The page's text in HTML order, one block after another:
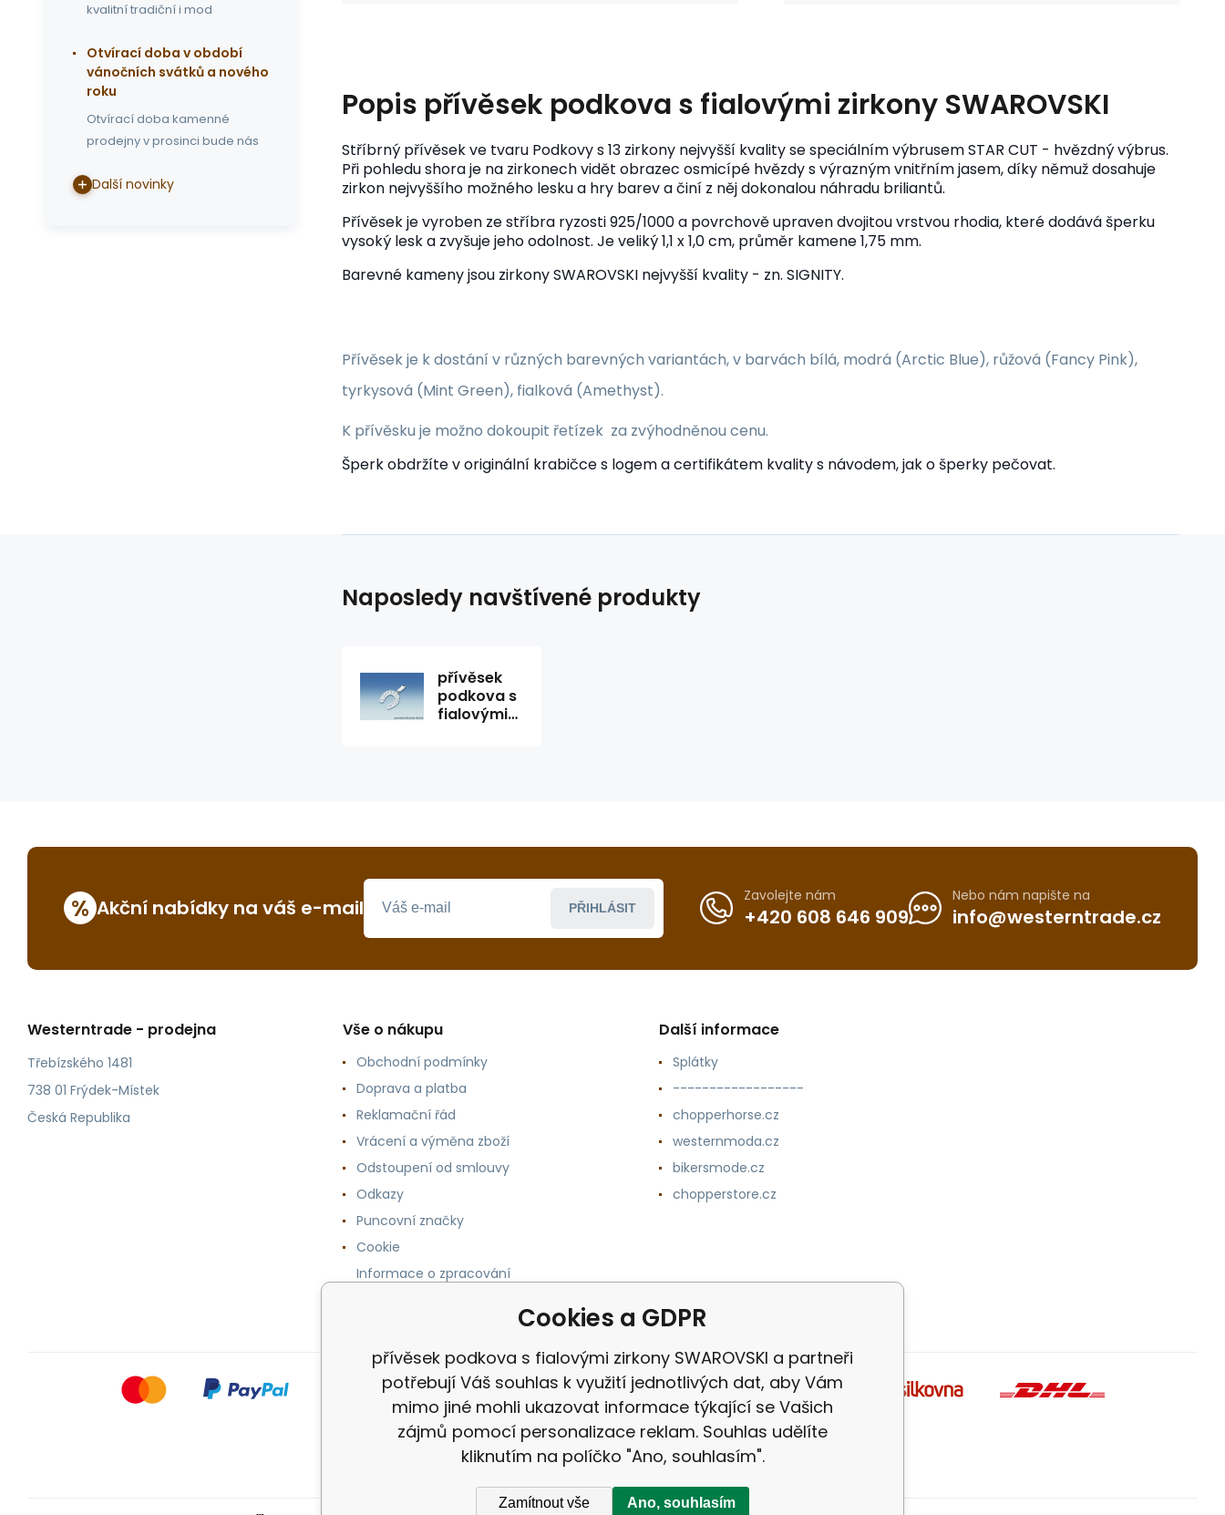
Popis přívěsek podkova s fialovými zirkony SWAROVSKI
Stříbrný přívěsek ve tvaru Podkovy s 13 zirkony nejvyšší kvality se speciálním výbrusem STAR CUT - hvězdný výbrus.
Při pohledu shora je na zirkonech vidět obrazec osmicípé hvězdy s výrazným vnitřním jasem, díky němuž dosahuje
zirkon nejvyššího možného lesku a hry barev a činí z něj dokonalou náhradu briliantů.
Přívěsek je vyroben ze stříbra ryzosti 925/1000 a povrchově upraven dvojitou vrstvou rhodia, které dodává šperku
vysoký lesk a zvyšuje jeho odolnost. Je veliký 1,1 x 1,0 cm, průměr kamene 1,75 mm.
Barevné kameny jsou zirkony SWAROVSKI nejvyšší kvality - zn. SIGNITY.
Přívěsek je k dostání v různých barevných variantách, v barvách bílá, modrá (Arctic Blue), růžová (Fancy Pink),
tyrkysová (Mint Green), fialková (Amethyst).
K přívěsku je možno dokoupit řetízek za zvýhodněnou cenu.
Šperk obdržíte v originální krabičce s logem a certifikátem kvality s návodem, jak o šperky pečovat.
kvalitní tradiční i mod
Otvírací doba v období
vánočních svátků a nového
roku
Otvírací doba kamenné
prodejny v prosinci bude nás
Další novinky
Naposledy navštívené produkty
přívěsek
podkova s
fialovými
% Akční nabídky na váš e-mail PŘIHLÁSIT
Zavolejte nám
+420 608 646 909
Nebo nám napište na
info@westerntrade.cz
Westerntrade - prodejna
Třebízského 1481
738 01 Frýdek-Místek
Česká Republika
Vše o nákupu
Obchodní podmínky
Doprava a platba
Reklamační řád
Vrácení a výměna zboží
Odstoupení od smlouvy
Odkazy
Puncovní značky
Cookie
Informace o zpracování
Další informace
Splátky
------------------
chopperhorse.cz
westernmoda.cz
bikersmode.cz
chopperstore.cz
Cookies a GDPR
přívěsek podkova s fialovými zirkony SWAROVSKI a partneři
potřebují Váš souhlas k využití jednotlivých dat, aby Vám
mimo jiné mohli ukazovat informace týkající se Vašich
zájmů pomocí personalizace reklam. Souhlas udělíte
kliknutím na políčko "Ano, souhlasím".
Zamítnout vše Ano, souhlasím